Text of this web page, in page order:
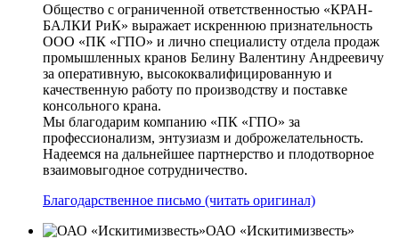
Общество с ограниченной ответственностью «КРАН-
БАЛКИ РиК» выражает искреннюю признательность
ООО «ПК «ГПО» и лично специалисту отдела продаж
промышленных кранов Белину Валентину Андреевичу
за оперативную, высококвалифицированную и
качественную работу по производству и поставке
консольного крана.
Мы благодарим компанию «ПК «ГПО» за
профессионализм, энтузиазм и доброжелательность.
Надеемся на дальнейшее партнерство и плодотворное
взаимовыгодное сотрудничество.
Благодарственное письмо (читать оригинал)
ОАО «Искитимизвесть»